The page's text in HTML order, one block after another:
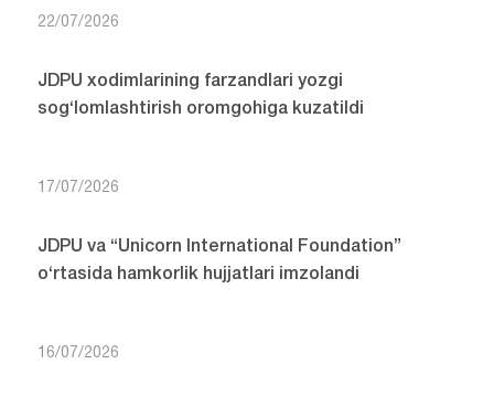
22/07/2026
JDPU xodimlarining farzandlari yozgi
sog‘lomlashtirish oromgohiga kuzatildi
17/07/2026
JDPU va “Unicorn International Foundation”
o‘rtasida hamkorlik hujjatlari imzolandi
16/07/2026